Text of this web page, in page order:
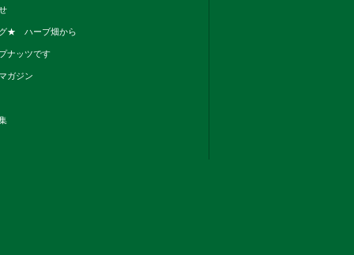
★ ハーブ畑から
ナッツです
ガジン